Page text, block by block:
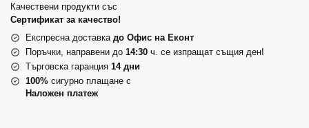
Качествени продукти със
Сертификат за качество!
Експресна доставка до Офис на Еконт
Поръчки, направени до 14:30 ч. се изпращат същия ден!
Търговска гаранция 14 дни
100% сигурно плащане с
Наложен платеж